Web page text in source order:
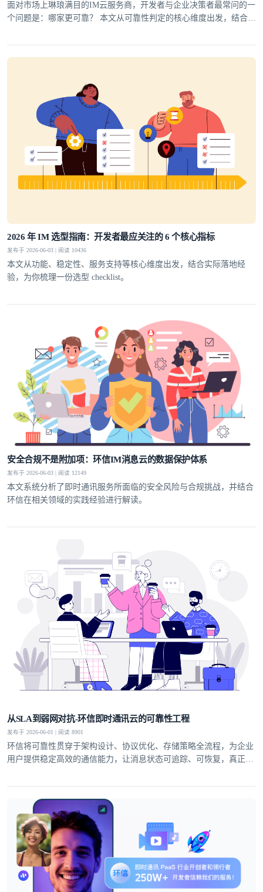
面对市场上琳琅满目的IM云服务商，开发者与企业决策者最常问的一
个问题是：哪家更可靠？ 本文从可靠性判定的核心维度出发，结合行
2026 年 IM 选型指南：开发者最应关注的 6 个核心指标
发布于 2026-06-03 | 阅读 10436
本文从功能、稳定性、服务支持等核心维度出发，结合实际落地经
验，为你梳理一份选型 checklist。
安全合规不是附加项：环信IM消息云的数据保护体系
发布于 2026-06-03 | 阅读 12149
本文系统分析了即时通讯服务所面临的安全风险与合规挑战，并结合
环信在相关领域的实践经验进行解读。
从SLA到弱网对抗-环信即时通讯云的可靠性工程
发布于 2026-06-01 | 阅读 8901
环信将可靠性贯穿于架构设计、协议优化、存储策略全流程，为企业
用户提供稳定高效的通信能力，让消息状态可追踪、可恢复，真正实